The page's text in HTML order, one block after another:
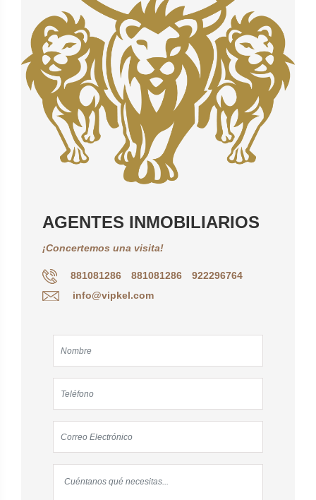
AGENTES INMOBILIARIOS
¡Concertemos una visita!
881081286 881081286
922296764
info@vipkel.com